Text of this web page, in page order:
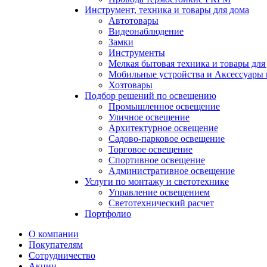
Инструмент, техника и товары для дома
Автотовары
Видеонаблюдение
Замки
Инструменты
Мелкая бытовая техника и товары для
Мобильные устройства и Аксессуары
Хозтовары
Подбор решений по освещению
Промышленное освещение
Уличное освещение
Архитектурное освещение
Садово-парковое освещение
Торговое освещение
Спортивное освещение
Административное освещение
Услуги по монтажу и светотехнике
Управление освещением
Светотехнический расчет
Портфолио
О компании
Покупателям
Сотрудничество